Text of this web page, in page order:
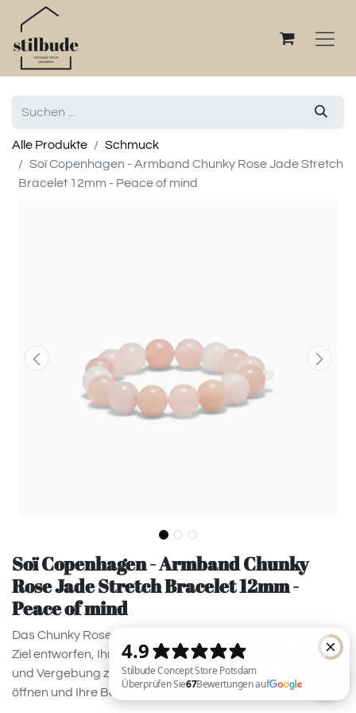
Alle Produkte
Schmuck
Soï Copenhagen - Armband Chunky Rose Jade Stretch
Bracelet 12mm - Peace of mind
Soï Copenhagen - Armband Chunky
Rose Jade Stretch Bracelet 12mm -
Peace of mind
Das Chunky Rose Jade Stretch-Armband wurde mit dem
Ziel entworfen, Ihnen zu innerem Frieden, Ausgeglichenheit
und Vergebung zu verhelfen. Dieser Kristall soll Ihr Herz
öffnen und Ihre Beziehungen zu anderen stärken.